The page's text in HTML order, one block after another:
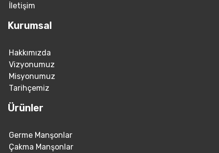
İletişim
Kurumsal
Hakkımızda
Vizyonumuz
Misyonumuz
Tarihçemiz
Ürünler
Germe Manşonlar
Çakma Manşonlar